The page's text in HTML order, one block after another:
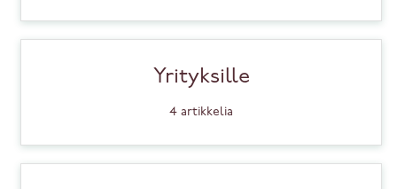
Yrityksille
4 artikkelia